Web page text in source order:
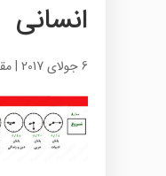
انسانی
6 جولای 2017 |